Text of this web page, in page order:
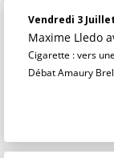
Vendredi 3
Maxime Lledo
Cigarette : vers
Débat Amaury